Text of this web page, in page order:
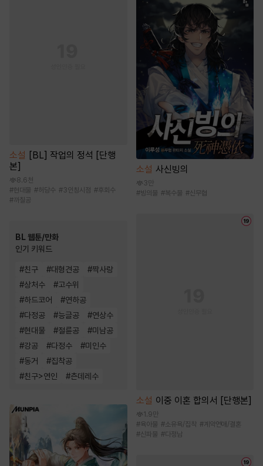
소설 [BL] 작업의 정석 [단행
본]
8.6천
#현대물 #허당수 #3인칭시점 #후회수
#까칠공
BL 웹툰/만화
인기 키워드
#친구 #대형견공 #짝사랑
#상처수 #고수위
#하드코어 #연하공
#다정공 #능글공 #연상수
#현대물 #절륜공 #미남공
#강공 #다정수 #미인수
#동거 #집착공
#친구>연인 #츤데레수
소설 사신빙의
3만
#빙의물 #복수물 #신무협
소설 이중 이혼 합의서 [단행본]
1.9만
#육아물 #소유욕/집착 #계약연애/결혼
#신파물 #다정남